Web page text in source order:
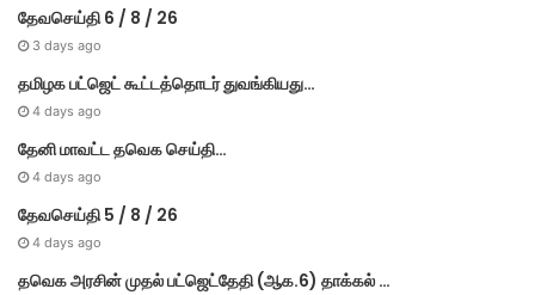
தேவசெய்தி 6 / 8 / 26
3 days ago
தமிழக பட்ஜெட் கூட்டத்தொடர் துவங்கியது…
4 days ago
தேனி மாவட்ட தவெக செய்தி…
4 days ago
தேவசெய்தி 5 / 8 / 26
4 days ago
தவெக அரசின் முதல் பட்​ஜெட்தேதி (ஆக.6) தாக்​கல் …